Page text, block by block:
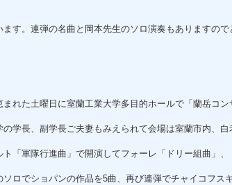
ます。連弾の名曲と岡本先生のソロ演奏もありますので
まれた土曜日に室蘭工業大学多目的ホールで「蘭岳コン
の学長、副学長ご夫妻もみえられて会場は室蘭市内、白
ト「軍隊行進曲」で開演してフォーレ「ドリー組曲」
ソロでショパンの作品を5曲、再び連弾でチャイコフス